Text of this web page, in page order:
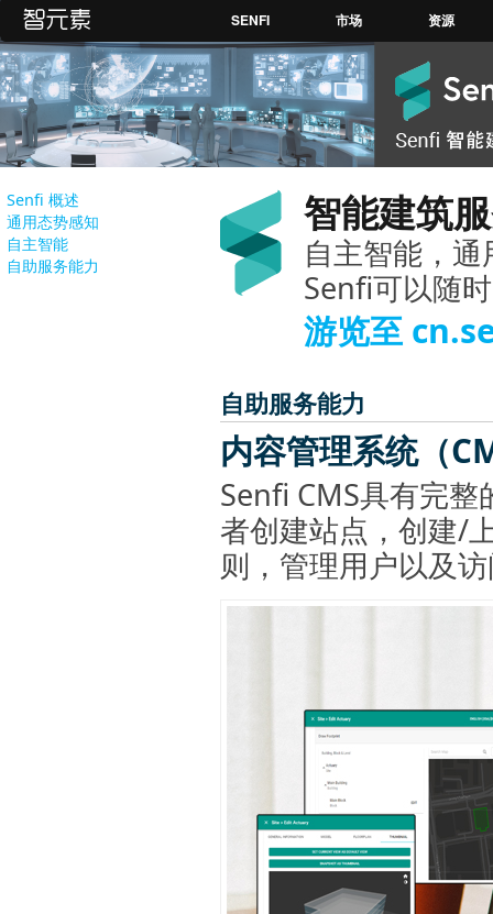
SENFI 市场 资源
Senfi 概述
通用态势感知
自主智能
自助服务能力
智能建筑
自主智能，
Senfi可以随
游览至
自助服务能力
内容管理系统（
Senfi CMS具有完
者创建站点，创建/
则，管理用户以及